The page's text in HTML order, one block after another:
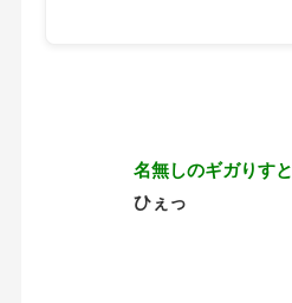
名無しのギガりすと
ひぇっ